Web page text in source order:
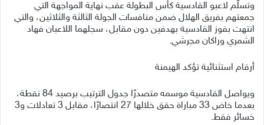
وتسلّم لاعبو القادسية كأس البطولة عقب نهاية المواجهة التي
جمعتهم بفريق الهلال ضمن منافسات الجولة الثالثة والثلاثين، والتي
انتهت بفوز القادسية بهدفين دون مقابل، سجلهما اللاعبان فهاد
الشمري وراكان مجرشي.
أرقام استثنائية تؤكد الهيمنة
ويواصل القادسية موسمه متصدرًا جدول الترتيب برصيد 84 نقطة،
بعدما خاض 33 مباراة حقق خلالها 27 انتصارًا، مقابل 3 تعادلات و3
خسائر فقط.